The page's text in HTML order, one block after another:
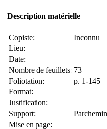
Description matérielle
Copiste:
Inconnu
Lieu:
Date:
Nombre de feuillets: 73
Foliotation:
p. 1-145
Format:
Justification:
Support:
Parchemin
Mise en page: